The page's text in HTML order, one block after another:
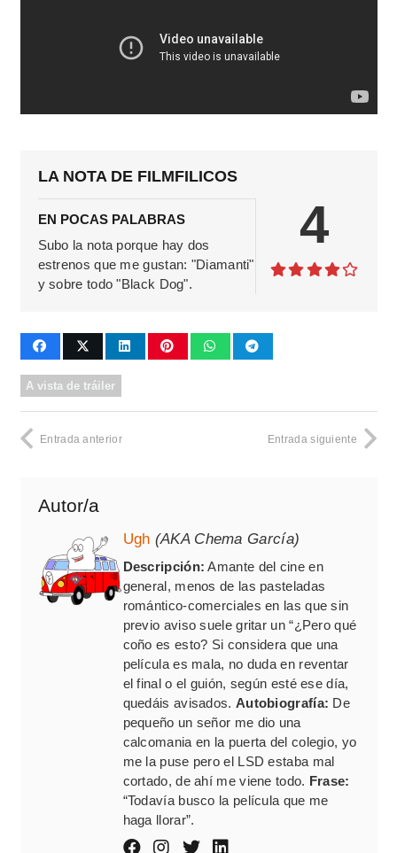
LA NOTA DE FILMFILICOS
EN POCAS PALABRAS
Subo la nota porque hay dos
estrenos que me gustan: "Diamanti"
y sobre todo "Black Dog".
4
A vista de tráiler
Entrada anterior Entrada siguiente
Autor/a
Ugh (AKA Chema García)
Descripción: Amante del cine en
general, menos de las pasteladas
romántico-comerciales en las que sin
previo aviso suele gritar un “¿Pero qué
coño es esto? Si considera que una
película es mala, no duda en reventar
el final o el guión, según esté ese día,
quedáis avisados. Autobiografía: De
pequeño un señor me dio una
calcomania en la puerta del colegio, yo
me la puse pero el LSD estaba mal
cortado, de ahí me viene todo. Frase:
“Todavía busco la película que me
haga llorar”.